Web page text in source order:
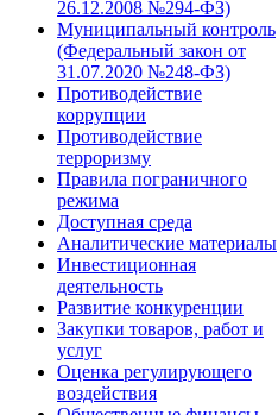
26.12.2008 №294-ФЗ)
Муниципальный контроль
(Федеральный закон от
31.07.2020 №248-ФЗ)
Противодействие
коррупции
Противодействие
терроризму
Правила пограничного
режима
Доступная среда
Аналитические материалы
Инвестиционная
деятельность
Развитие конкуренции
Закупки товаров, работ и
услуг
Оценка регулирующего
воздействия